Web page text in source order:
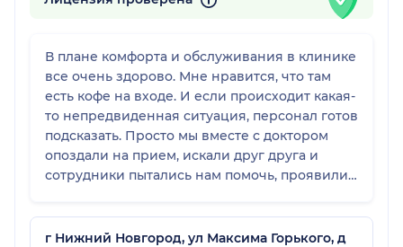
В плане комфорта и обслуживания в клинике
все очень здорово. Мне нравится, что там
есть кофе на входе. И если происходит какая-
то непредвиденная ситуация, персонал готов
подсказать. Просто мы вместе с доктором
опоздали на прием, искали друг друга и
сотрудники пытались нам помочь, проявили
г Нижний Новгород, ул Максима Горького, д